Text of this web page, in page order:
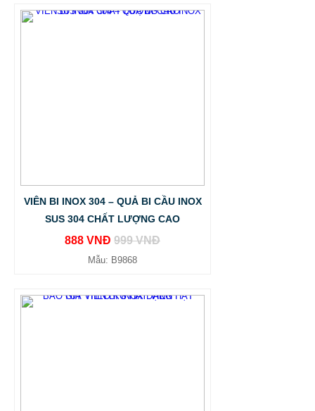
VIÊN BI INOX 304 – QUẢ BI CẦU INOX
SUS 304 CHẤT LƯỢNG CAO
888 VNĐ 999 VNĐ
Mẫu: B9868